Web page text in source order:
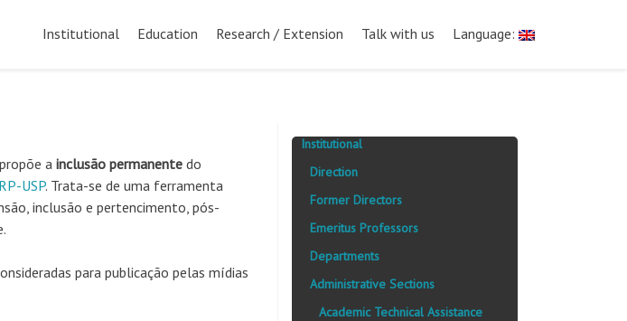
to
Institutional Education Research / Extension Talk with us Language:
ainclusão permanente do
USP. Trata-se de uma ferramenta
inclusão e pertencimento, pós-
para publicação pelas mídias
Institutional
Direction
Former Directors
Emeritus Professors
Departments
Administrative Sections
Academic Technical Assistance